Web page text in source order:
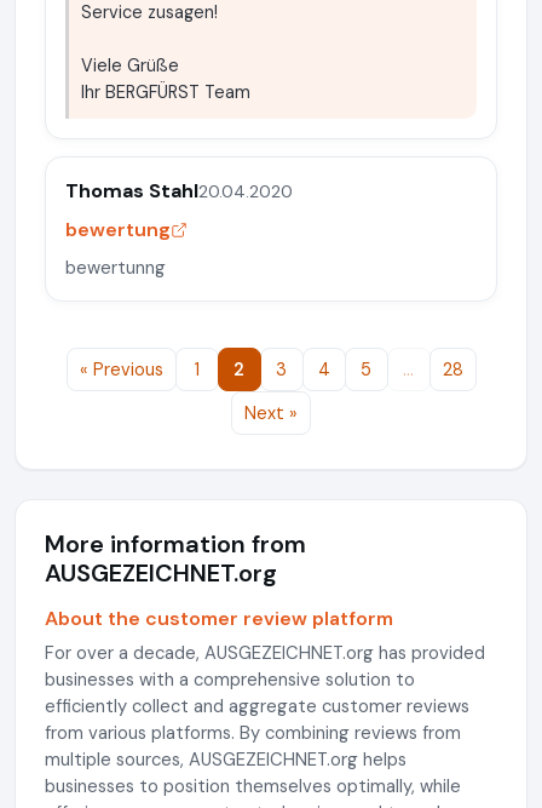
Service zusagen!
Viele Grüße
Ihr BERGFÜRST Team
Thomas Stahl20.04.2020
bewertung
bewertunng
« Previous 1 2 3 4 5 …
28
Next »
More information from
AUSGEZEICHNET.org
About the customer review platform
For over a decade, AUSGEZEICHNET.org has provided
businesses with a comprehensive solution to
efficiently collect and aggregate customer reviews
from various platforms. By combining reviews from
multiple sources, AUSGEZEICHNET.org helps
businesses to position themselves optimally, while